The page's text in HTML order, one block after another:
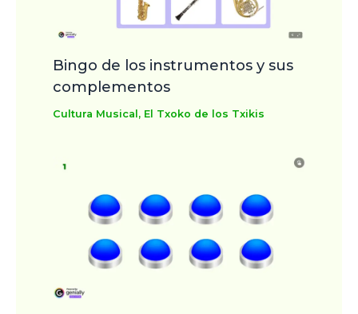
Bingo de los instrumentos y sus
complementos
Cultura Musical , El Txoko de los Txikis